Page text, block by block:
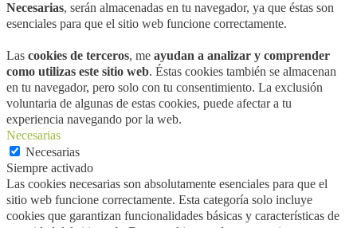
Necesarias, serán almacenadas en tu navegador, ya que éstas son
esenciales para que el sitio web funcione correctamente.
Las cookies de terceros, me ayudan a analizar y comprender
como utilizas este sitio web. Éstas cookies también se almacenan
en tu navegador, pero solo con tu consentimiento. La exclusión
voluntaria de algunas de estas cookies, puede afectar a tu
experiencia navegando por la web.
Necesarias
Necesarias
Siempre activado
Las cookies necesarias son absolutamente esenciales para que el
sitio web funcione correctamente. Esta categoría solo incluye
cookies que garantizan funcionalidades básicas y características de